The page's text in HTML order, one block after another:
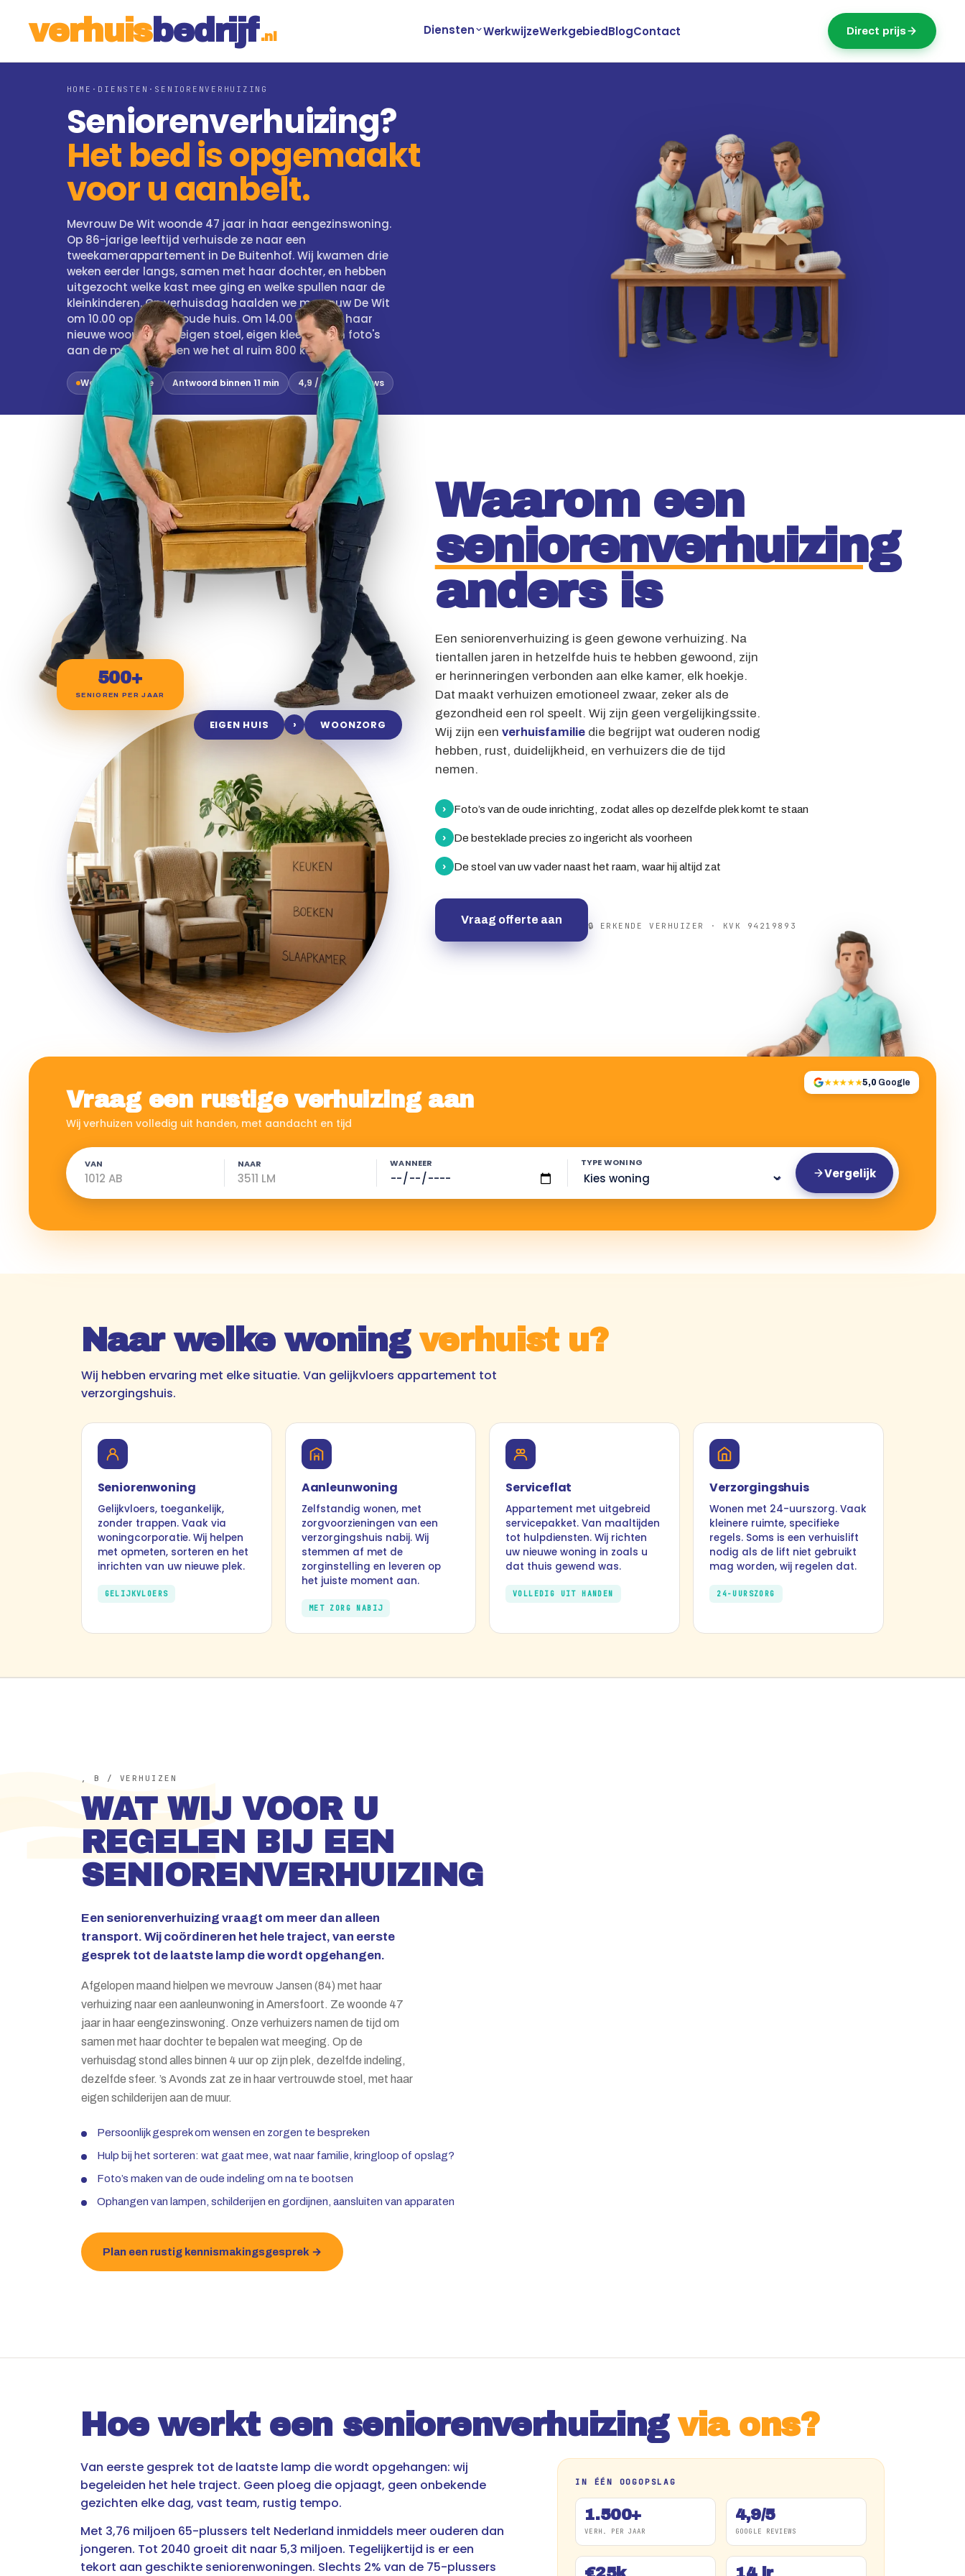
verhuisbed rijf .nl Diensten WerkwijzeWerkgebiedBlogContact Direct prijs
HOME · DIENSTEN · SENIORENVERHUIZING
Seniorenverhuizing?
Het bed is opgemaakt
voor u aanbelt.
Mevrouw De Wit woonde 47 jaar in haar eengezinswoning.
Op 86-jarige leeftijd verhuisde ze naar een
tweekamerappartement in De Buitenhof. Wij kwamen drie
weken eerder langs, samen met haar dochter, en hebben
uitgezocht welke kast mee ging en welke spullen naar de
kleinkinderen. Op verhuisdag haalden we mevrouw De Wit
om 10.00 op bij haar oude huis. Om 14.00 zat ze in haar
nieuwe woonkamer, eigen stoel, eigen kleed, eigen foto's
aan de muur. Zo doen we het al ruim 800 keer.
Wouter is online Antwoord binnen 11 min 4,9 / 5 · 312 reviews
EIGEN HUIS › WOONZORG
500+
SENIOREN PER JAAR
Waarom een
seniorenverhuizing
anders is
Een seniorenverhuizing is geen gewone verhuizing. Na
tientallen jaren in hetzelfde huis te hebben gewoond, zijn
er herinneringen verbonden aan elke kamer, elk hoekje.
Dat maakt verhuizen emotioneel zwaar, zeker als de
gezondheid een rol speelt. Wij zijn geen vergelijkingssite.
Wij zijn een verhuisfamiliedie begrijpt wat ouderen nodig
hebben, rust, duidelijkheid, en verhuizers die de tijd
nemen.
› Foto’s van de oude inrichting, zodat alles op dezelfde plek komt te staan
› De besteklade precies zo ingericht als voorheen
› De stoel van uw vader naast het raam, waar hij altijd zat
Vraag offerte aan 🔒 ERKENDE VERHUIZER · KVK 94219893
★★★★★5,0 Google
Vraag een rustige verhuizing aan
Wij verhuizen volledig uit handen, met aandacht en tijd
VAN NAAR WANNEER TYPE WONING
Vergelijk
Naar welke woningverhuist u?
Wij hebben ervaring met elke situatie. Van gelijkvloers appartement tot
verzorgingshuis.
Seniorenwoning
Gelijkvloers, toegankelijk,
zonder trappen. Vaak via
woningcorporatie. Wij helpen
met opmeten, sorteren en het
inrichten van uw nieuwe plek.
GELIJKVLOERS
Aanleunwoning
Zelfstandig wonen, met
zorgvoorzieningen van een
verzorgingshuis nabij. Wij
stemmen af met de
zorginstelling en leveren op
het juiste moment aan.
MET ZORG NABIJ
Serviceflat
Appartement met uitgebreid
servicepakket. Van maaltijden
tot hulpdiensten. Wij richten
uw nieuwe woning in zoals u
dat thuis gewend was.
VOLLEDIG UIT HANDEN
Verzorgingshuis
Wonen met 24-uurszorg. Vaak
kleinere ruimte, specifieke
regels. Soms is een verhuislift
nodig als de lift niet gebruikt
mag worden, wij regelen dat.
24-UURSZORG
, B / VERHUIZEN
WAT WIJ VOOR U
REGELEN BIJ EEN
SENIORENVERHUIZING
Een seniorenverhuizing vraagt om meer dan alleen
transport. Wij coördineren het hele traject, van eerste
gesprek tot de laatste lamp die wordt opgehangen.
Afgelopen maand hielpen we mevrouw Jansen (84) met haar
verhuizing naar een aanleunwoning in Amersfoort. Ze woonde 47
jaar in haar eengezinswoning. Onze verhuizers namen de tijd om
samen met haar dochter te bepalen wat meeging. Op de
verhuisdag stond alles binnen 4 uur op zijn plek, dezelfde indeling,
dezelfde sfeer. ’s Avonds zat ze in haar vertrouwde stoel, met haar
eigen schilderijen aan de muur.
Persoonlijk gesprek om wensen en zorgen te bespreken
Hulp bij het sorteren: wat gaat mee, wat naar familie, kringloop of opslag?
Foto’s maken van de oude indeling om na te bootsen
Ophangen van lampen, schilderijen en gordijnen, aansluiten van apparaten
Plan een rustig kennismakingsgesprek →
Hoe werkt een seniorenverhuizingvia ons?
Van eerste gesprek tot de laatste lamp die wordt opgehangen: wij
begeleiden het hele traject. Geen ploeg die opjaagt, geen onbekende
gezichten elke dag, vast team, rustig tempo.
Met 3,76 miljoen 65-plussers telt Nederland inmiddels meer ouderen dan
jongeren. Tot 2040 groeit dit naar 5,3 miljoen. Tegelijkertijd is er een
tekort aan geschikte seniorenwoningen. Slechts 2% van de 75-plussers
IN ÉÉN OOGOPSLAG
1.500+
VERH. PER JAAR
4,9/5
GOOGLE REVIEWS